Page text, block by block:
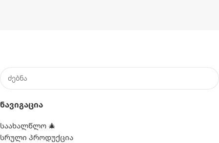
Ნავიგაცია
საახალწლო 🎄
სრული პროდუქცია